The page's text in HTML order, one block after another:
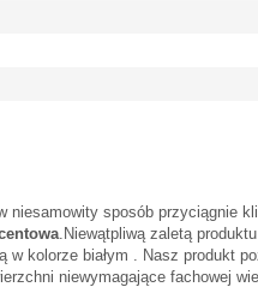
niesamowity sposób przyciągnie
Niewątpliwą zaletą
w kolorze białym . Nasz produkt
niewymagające fachowej